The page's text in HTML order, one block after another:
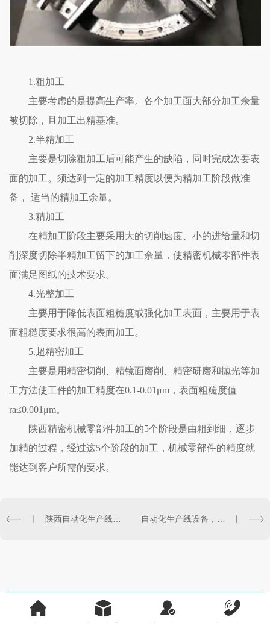
1.粗加工
主要考虑的是提高生产率。各个加工面大部分加工余量
被切除，且加工出精基准。
2.半精加工
主要是切除粗加工后可能产生的缺陷，同时完成次要表
面的加工。须达到一定的加工精度以便为精加工阶段做准
备， 适当的精加工余量。
3.精加工
在精加工阶段主要采用大的切削速度、小的进给量和切
削深度切除半精加工留下的加工余量，使精密机械零部件表
面满足图纸的技术要求。
4.光整加工
主要用于降低表面粗糙度或强化加工表面，主要用于表
面粗糙度要求很高的表面加工。
5.超精密加工
主要是用精密切削、精镜面磨削、精密研磨和抛光等加
工方法使工件的加工精度在0.1-0.01μm，表面粗糙度值
ra≤0.001μm。
陕西精密机械零部件加工的5个阶段是由粗到细，逐步
加精的过程，经过这5个阶段的加工，机械零部件的精度就
能达到客户所需的要求。